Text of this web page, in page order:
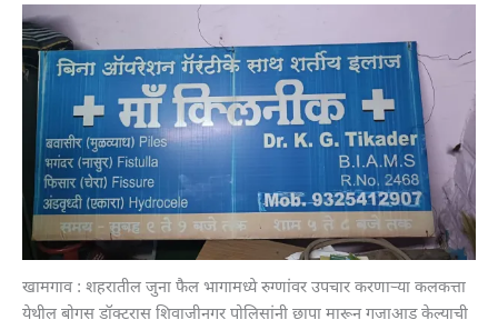
खामगाव : शहरातील जुना फैल भागामध्ये रुग्णांवर उपचार करणाऱ्या कलकत्ता
येथील बोगस डॉक्टरास शिवाजीनगर पोलिसांनी छापा मारून गजाआड केल्याची